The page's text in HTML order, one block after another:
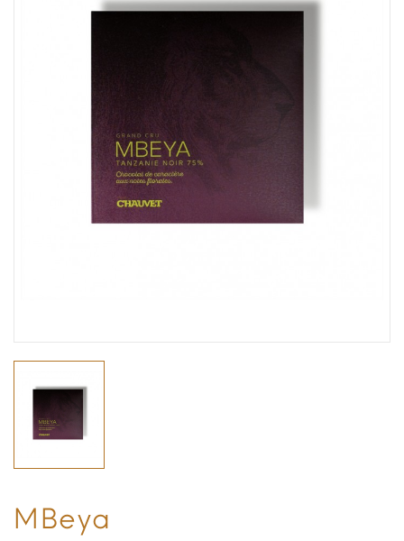
MBeya